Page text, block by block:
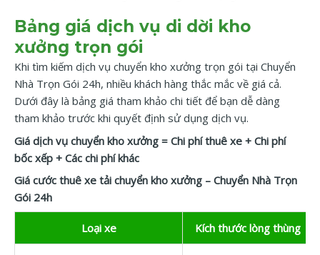
Bảng giá dịch vụ di dời kho
xưởng trọn gói
Khi tìm kiếm dịch vụ chuyển kho xưởng trọn gói tại Chuyển
Nhà Trọn Gói 24h, nhiều khách hàng thắc mắc về giá cả.
Dưới đây là bảng giá tham khảo chi tiết để bạn dễ dàng
tham khảo trước khi quyết định sử dụng dịch vụ.
Giá dịch vụ chuyển kho xưởng = Chi phí thuê xe + Chi phí
bốc xếp + Các chi phí khác
Giá cước thuê xe tải chuyển kho xưởng – Chuyển Nhà Trọn
Gói 24h
Loại xe Kích thước lòng thùng